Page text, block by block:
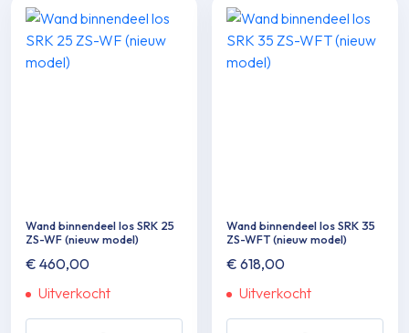
Wand binnendeel los SRK 25
ZS-WF (nieuw model)
€ 460,00
Uitverkocht
Wand binnendeel los SRK 35
ZS-WFT (nieuw model)
€ 618,00
Uitverkocht